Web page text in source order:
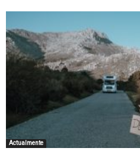
Actualmente